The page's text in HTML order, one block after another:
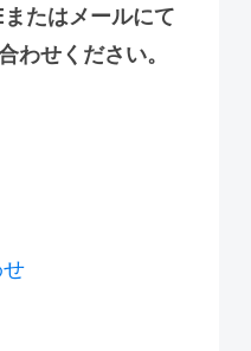
たはメールにて
わせください。